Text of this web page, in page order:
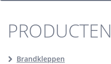
PRODUCTEN
Brandkleppen